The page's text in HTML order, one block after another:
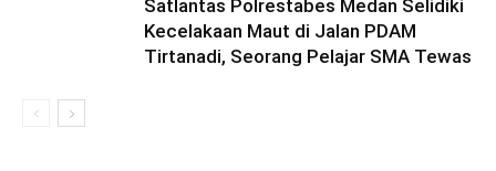
Satlantas Polrestabes Medan Selidiki
Kecelakaan Maut di Jalan PDAM
Tirtanadi, Seorang Pelajar SMA Tewas